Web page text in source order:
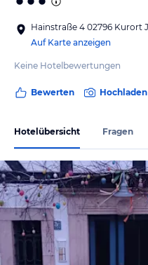
Hainstraße 4 02796 Kurort
Auf Karte anzeigen
Keine Hotelbewertungen
Bewerten Hochladen
Hotelübersicht Fragen